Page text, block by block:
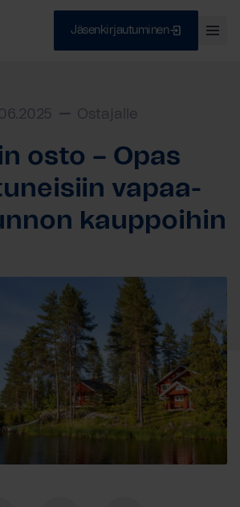
Jäsenkirjautuminen
Ostajalle
osto – Opas
vapaa-
kauppoihin